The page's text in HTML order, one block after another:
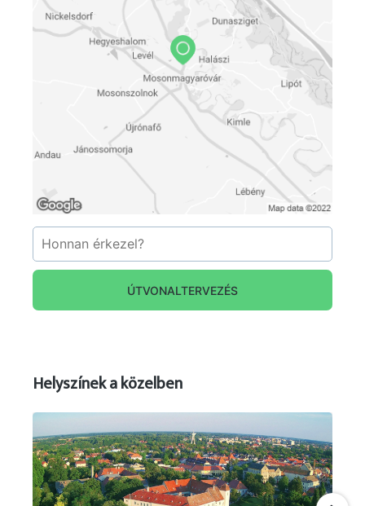
kirándulások tökéletes kiinduló pontja
szálláshelyünk! Városunkban található a Futura
Interaktív Természettudományi Élményközpont,
amely kicsiknek és nagyoknak rendkívüli
élményt ad! Gyönyörűen felújított múzeummal,
színházteremmel, világhírű termálvizes fürdővel
büszkélkedhet városunk! A Szigetköz
Kalandpark a gyermekek számára nyújt
feledhetetlen élményt! A belváros megannyi
gasztronómiai és kulináris élvezetet adó
helyi és az idelátogató vendégeket! Bécs,
Parndorf és Pozsony közelsége nem csak a
kirándulóknak, de a bevásárolni vágyóknak is
paradicsomi hely!
ÚTVONALTERVEZÉS
Helyszínek a közelben